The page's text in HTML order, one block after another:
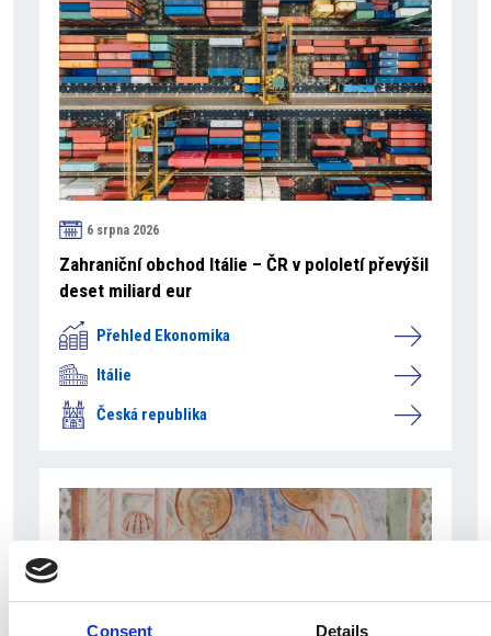
Consent Details
6 srpna 2026
Zahraniční obchod Itálie – ČR v pololetí převýšil
deset miliard eur
Přehled Ekonomika
Itálie
Česká republika